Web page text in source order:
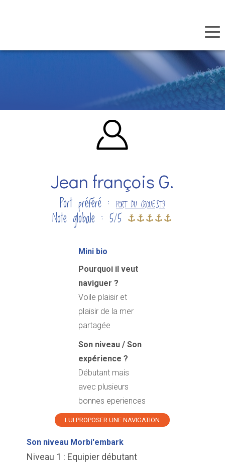
Jean françois G.
Port préféré : PORT DU CROUESTY
Note globale : 5/5
Mini bio
Pourquoi il veut
naviguer ?
Voile plaisir et
plaisir de la mer
partagée
Son niveau / Son
expérience ?
Débutant mais
avec plusieurs
bonnes eperiences
LUI PROPOSER UNE NAVIGATION
Son niveau Morbi'embark
Niveau 1 : Equipier débutant